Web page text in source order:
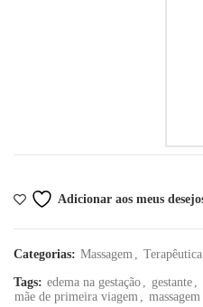
Adicionar aos meus
Categorias: Massagem , Terapêutica
Tags: edema na gestação , gestante ,
mãe de primeira viagem ,